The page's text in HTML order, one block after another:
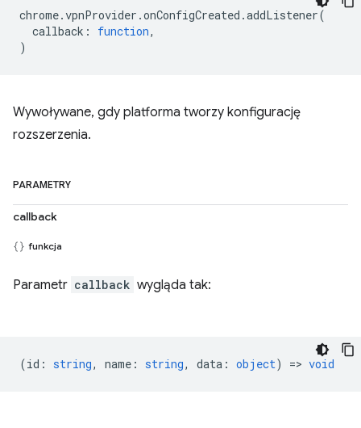
chrome.vpnProvider .onConfigCreated .addListener(
callback : function,
)
Wywoływane, gdy platforma tworzy konfigurację
rozszerzenia.
PARAMETRY
callback
funkcja
Parametr callback wygląda tak:
(id : string, name : string, data : object) => void